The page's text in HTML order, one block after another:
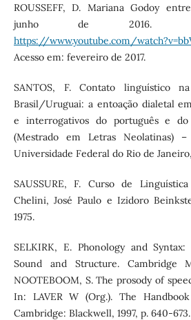
ROUSSEFF, D. Mariana Godoy
junho de 2016.
https://www.youtube.com/
Acesso em: fevereiro de 2017.
SANTOS, F. Contato linguístico
Brasil/Uruguai: a entoação dialetal
e interrogativos do português e do
(Mestrado em Letras Neolatinas) –
Universidade Federal do Rio de
SAUSSURE, F. Curso de
Chelini, José Paulo e Izidoro
1975.
SELKIRK, E. Phonology and
Sound and Structure. Cambridge
NOOTEBOOM, S. The prosody of
In: LAVER W (Org.). The
Cambridge: Blackwell, 1997, p. 640-673.